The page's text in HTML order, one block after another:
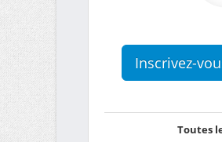
Inscrivez-
Toutes